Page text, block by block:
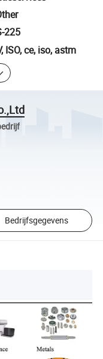
225
ISO, ce, iso, astm
Bedrijfsgegevens